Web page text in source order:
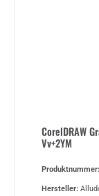
CorelDRAW
Vv+2YM
Produktnummer:
Hersteller: